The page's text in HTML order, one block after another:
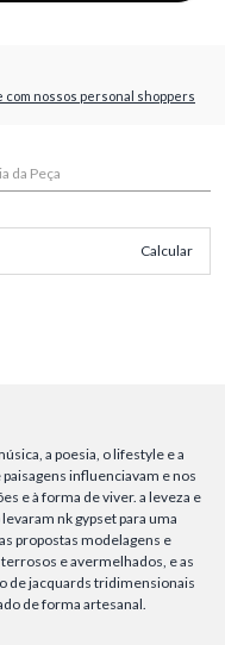
com nossos personal shoppers
da Peça
Calcular
a poesia, o lifestyle e a
influenciavam e nos
e à forma de viver. a leveza e
nk gypset para uma
propostas modelagens e
e avermelhados, e as
de jacquards tridimensionais
de forma artesanal.